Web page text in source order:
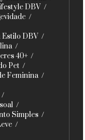
DBV
Estilo DBV
40+
Pet
Feminina
Simples